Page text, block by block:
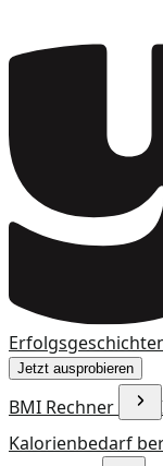
Jetzt ausprobieren
BMI Rechner
Kalorienbedarf